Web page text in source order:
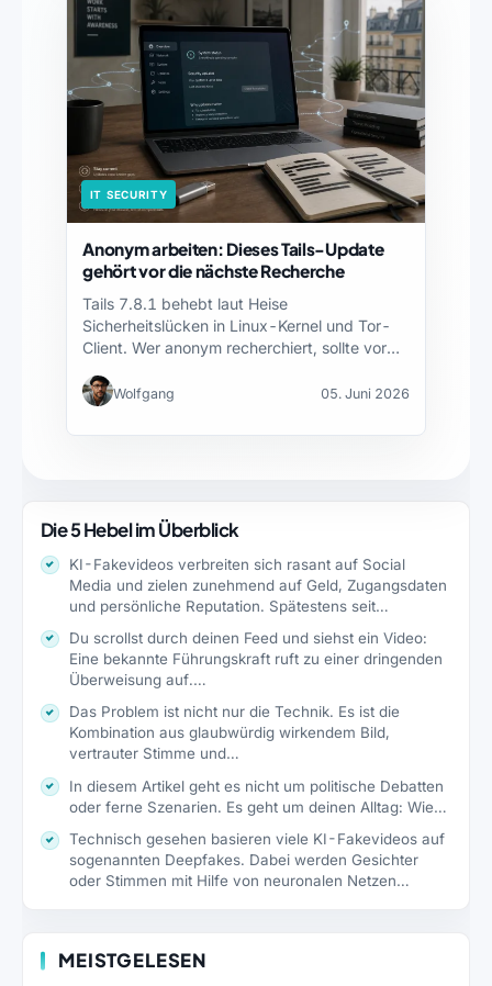
IT SECURITY
Anonym arbeiten: Dieses Tails-Update
gehört vor die nächste Recherche
Tails 7.8.1 behebt laut Heise
Sicherheitslücken in Linux-Kernel und Tor-
Client. Wer anonym recherchiert, sollte vor
Wolfgang 05. Juni 2026
Die 5 Hebel im Überblick
KI-Fakevideos verbreiten sich rasant auf Social
Media und zielen zunehmend auf Geld, Zugangsdaten
und persönliche Reputation. Spätestens seit…
Du scrollst durch deinen Feed und siehst ein Video:
Eine bekannte Führungskraft ruft zu einer dringenden
Überweisung auf.…
Das Problem ist nicht nur die Technik. Es ist die
Kombination aus glaubwürdig wirkendem Bild,
vertrauter Stimme und…
In diesem Artikel geht es nicht um politische Debatten
oder ferne Szenarien. Es geht um deinen Alltag: Wie…
Technisch gesehen basieren viele KI-Fakevideos auf
sogenannten Deepfakes. Dabei werden Gesichter
oder Stimmen mit Hilfe von neuronalen Netzen…
MEISTGELESEN